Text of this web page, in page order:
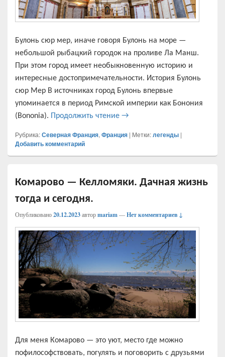
Булонь сюр мер, иначе говоря Булонь на море —
небольшой рыбацкий городок на проливе Ла Манш.
При этом город имеет необыкновенную историю и
интересные достопримечательности. История Булонь
сюр Мер В источниках город Булонь впервые
упоминается в период Римской империи как Бонония
(Bononia).
Продолжить чтение Булонь-сюр-Мер — Булонь
→
Рубрика:Северная Франция, Франция | Метки:легенды |
Добавить комментарий
Комарово — Келломяки. Дачная жизнь
тогда и сегодня.
Опубликовано20.12.2023авторmariam—Нет комментариев ↓
Для меня Комарово — это уют, место где можно
пофилософствовать, погулять и поговорить с друзьями